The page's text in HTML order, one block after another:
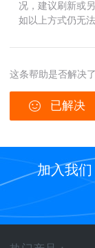
况，建议刷新或
如以上方式仍无
这条帮助是否解决
已解决
加入我